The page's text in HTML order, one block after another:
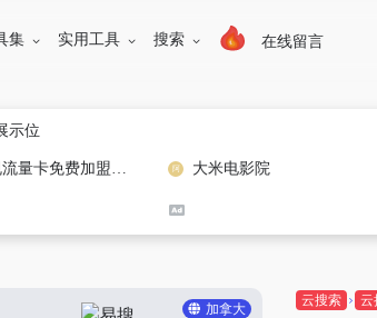
集 实用工具 搜索 在线留言
示位
正规流量卡免费加盟合作 大米电影院
加拿大
云搜索 云